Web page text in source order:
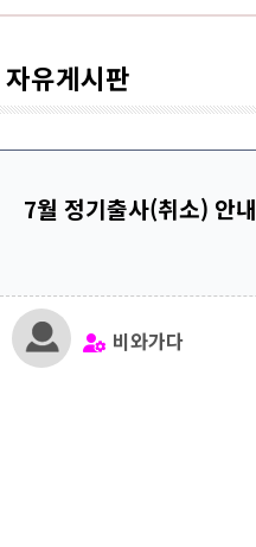
자유게시판
7월 정기출사(취소) 안내
비와가다